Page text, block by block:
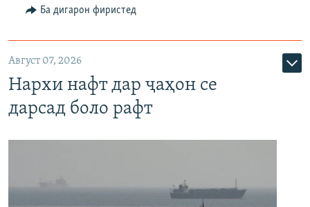
Ба дигарон фиристед
Август 07, 2026
Нархи нафт дар ҷаҳон се
дарсад боло рафт